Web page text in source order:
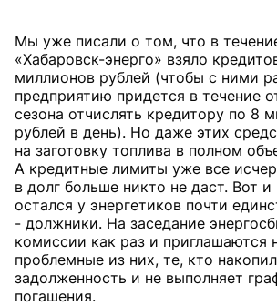
Мы уже писали о том, что в
«Хабаровск-энерго» взяло
миллионов рублей (чтобы с ними
предприятию придется в течение
сезона отчислять кредитору по 8
рублей в день). Но даже этих
на заготовку топлива в полном
А кредитные лимиты уже все
в долг больше никто не даст. Вот и
остался у энергетиков почти
- должники. На заседание
комиссии как раз и приглашаются
проблемные из них, те, кто
задолженность и не выполняет
погашения.